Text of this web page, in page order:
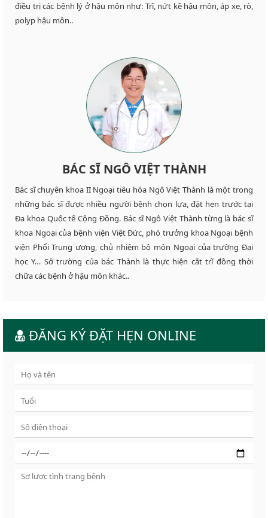
điều trị các bệnh lý ở hậu môn như: Trĩ, nứt kẽ hậu môn, áp xe, rò,
polyp hậu môn..
BÁC SĨ NGÔ VIỆT THÀNH
Bác sĩ chuyên khoa II Ngoại tiêu hóa Ngô Việt Thành là một trong
những bác sĩ được nhiều người bệnh chọn lựa, đặt hẹn trước tại
Đa khoa Quốc tế Cộng Đồng. Bác sĩ Ngô Việt Thành từng là bác sĩ
khoa Ngoại của bệnh viện Việt Đức, phó trưởng khoa Ngoại bệnh
viện Phổi Trung ương, chủ nhiệm bộ môn Ngoại của trường Đại
học Y… Sở trường của bác Thành là thực hiện cắt trĩ đồng thời
chữa các bệnh ở hậu môn khác..
ĐĂNG KÝ ĐẶT HẸN ONLINE